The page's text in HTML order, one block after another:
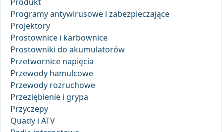
Programy antywirusowe i zabezpieczające
Projektory
Prostownice i karbownice
Prostowniki do akumulatorów
Przetwornice napięcia
Przewody hamulcowe
Przewody rozruchowe
Przeziębienie i grypa
Przyczepy
Quady i ATV